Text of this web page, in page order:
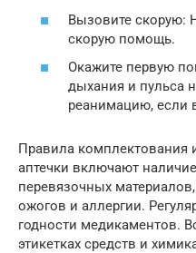
Вызовите скорую:
скорую помощь.
Окажите первую
дыхания и пульса
реанимацию, если
Правила комплектования
аптечки включают
перевязочных
ожогов и аллергии.
годности медикаментов.
этикетках средств и